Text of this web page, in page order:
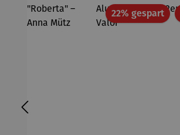
22% gespart